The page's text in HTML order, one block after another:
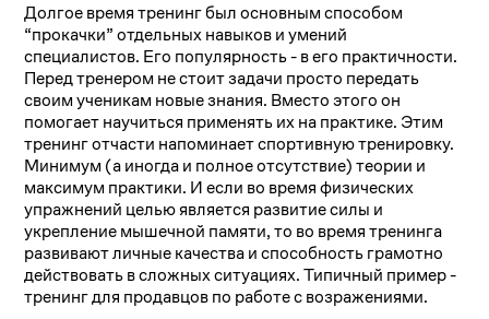
Долгое время тренинг был основным способом
“прокачки” отдельных навыков и умений
специалистов. Его популярность - в его практичности.
Перед тренером не стоит задачи просто передать
своим ученикам новые знания. Вместо этого он
помогает научиться применять их на практике. Этим
тренинг отчасти напоминает спортивную тренировку.
Минимум (а иногда и полное отсутствие) теории и
максимум практики. И если во время физических
упражнений целью является развитие силы и
укрепление мышечной памяти, то во время тренинга
развивают личные качества и способность грамотно
действовать в сложных ситуациях. Типичный пример -
тренинг для продавцов по работе с возражениями.